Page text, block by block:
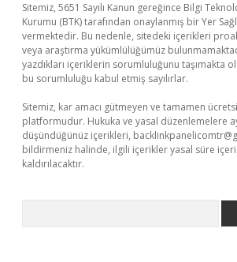
Sitemiz, 5651 Sayılı Kanun gereğince Bilgi
Kurumu (BTK) tarafından onaylanmış bir Yer
vermektedir. Bu nedenle, sitedeki içerikleri
veya araştırma yükümlülüğümüz
yazdıkları içeriklerin sorumluluğunu taşımakta
bu sorumluluğu kabul etmiş sayılırlar.
Sitemiz, kar amacı gütmeyen ve tamamen
platformudur. Hukuka ve yasal düzenlemelere
düşündüğünüz içerikleri,
bildirmeniz halinde, ilgili içerikler yasal süre
kaldırılacaktır.